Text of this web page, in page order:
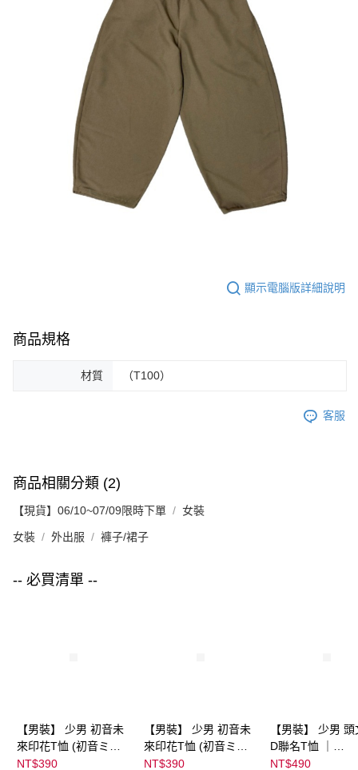
顯示電腦版詳細說明
商品規格
材質 （T100）
客服
商品相關分類 (2)
【現貨】06/10~07/09限時下單 女裝
女裝 外出服 褲子/裙子
-- 必買清單 --
【男裝】 少男 初音未
來印花T恤 (初音ミク)
｜
NT$390
【男裝】 少男 初音未
來印花T恤 (初音ミク)
｜
NT$390
【男裝】 少男
D聯名T恤 ｜
NT$490